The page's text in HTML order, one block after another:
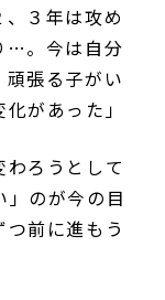
３年は攻め
…。今は自分
張る子がい
があった」
ろうとして
」のが今の目
前に進もう